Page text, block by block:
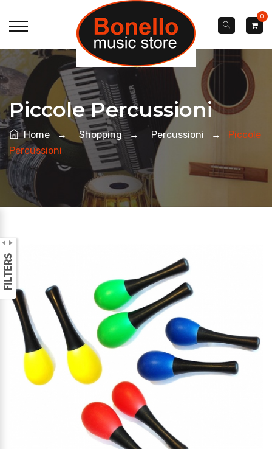
0
Piccole Percussioni
Home → Shopping → Percussioni →
Piccole
Percussioni